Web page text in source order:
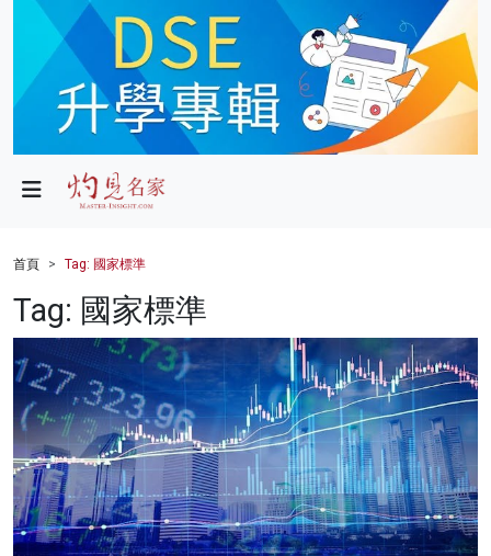
政局
財經
健康
商業
科技
影片
名家榜
首頁 Tag: 國家標準
Tag: 國家標準